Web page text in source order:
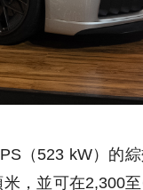
（523 kW）的
，並可在2,300